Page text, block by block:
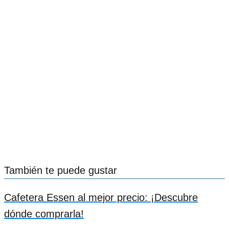
También te puede gustar
Cafetera Essen al mejor precio: ¡Descubre
dónde comprarla!